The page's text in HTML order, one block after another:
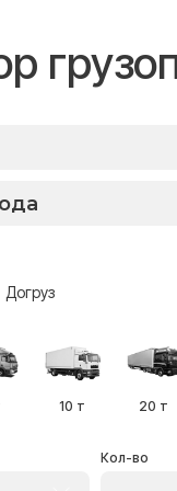
Догруз
10 т 20 т
Кол-во